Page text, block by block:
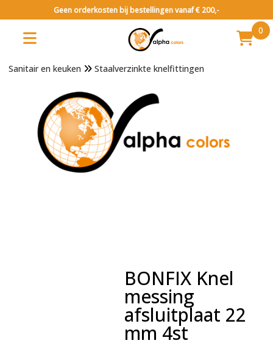
Geen orderkosten bij bestellingen vanaf € 200,-
0
Sanitair en keuken Staalverzinkte knelfittingen
BONFIX Knel
messing
afsluitplaat 22
mm 4st